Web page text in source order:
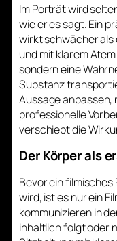
Im Porträt wird
wie er es sagt. Ein
wirkt schwächer
und mit klarem
sondern eine
Substanz
Aussage anpassen,
professionelle
verschiebt die
Der Körper als
Bevor ein
wird, ist es nur ein
kommunizieren in
inhaltlich folgt oder